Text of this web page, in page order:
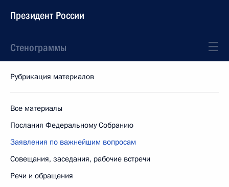
Президент России
Стенограммы
Рубрикация материалов
Все материалы
Послания Федеральному Собранию
Заявления по важнейшим вопросам
Совещания, заседания, рабочие встречи
Речи и обращения